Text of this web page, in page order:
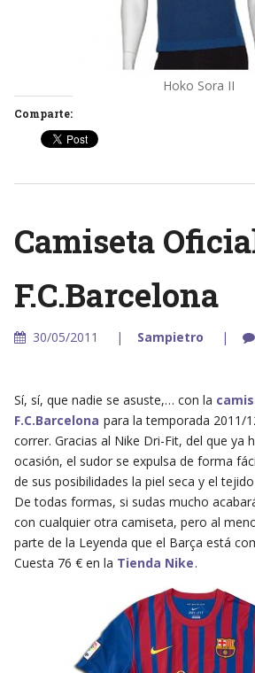
Hoko Sora II
Comparte:
Camiseta
F.C.Barcelona
30/05/2011 Sampietro
Sí, sí, que nadie se asuste,… con la
F.C.Barcelona para la temporada 2011/
correr. Gracias al Nike Dri-Fit, del que ya
ocasión, el sudor se expulsa de forma
de sus posibilidades la piel seca y el
De todas formas, si sudas mucho
con cualquier otra camiseta, pero al
parte de la Leyenda que el Barça está
Cuesta 76 € en la Tienda Nike.